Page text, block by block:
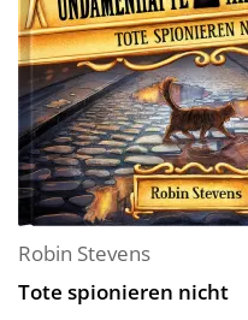
Robin Stevens
Tote spionieren nicht